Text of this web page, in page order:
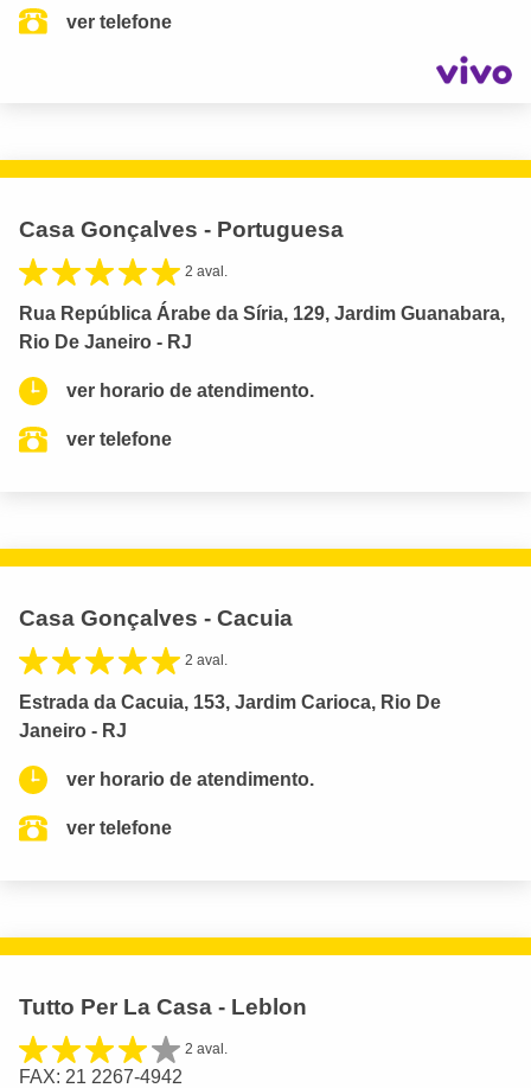
ver telefone
Casa Gonçalves - Portuguesa
2 aval.
Rua República Árabe da Síria, 129, Jardim Guanabara,
Rio De Janeiro - RJ
ver horario de atendimento.
ver telefone
Casa Gonçalves - Cacuia
2 aval.
Estrada da Cacuia, 153, Jardim Carioca, Rio De
Janeiro - RJ
ver horario de atendimento.
ver telefone
Tutto Per La Casa - Leblon
2 aval.
FAX: 21 2267-4942